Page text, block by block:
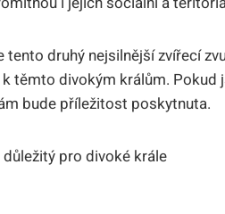
tento druhý nejsilnější zvířecí
těmto divokým králům.
bude příležitost poskytnuta.